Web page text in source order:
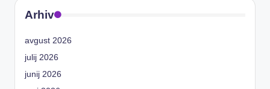
Arhiv
avgust 2026
julij 2026
junij 2026